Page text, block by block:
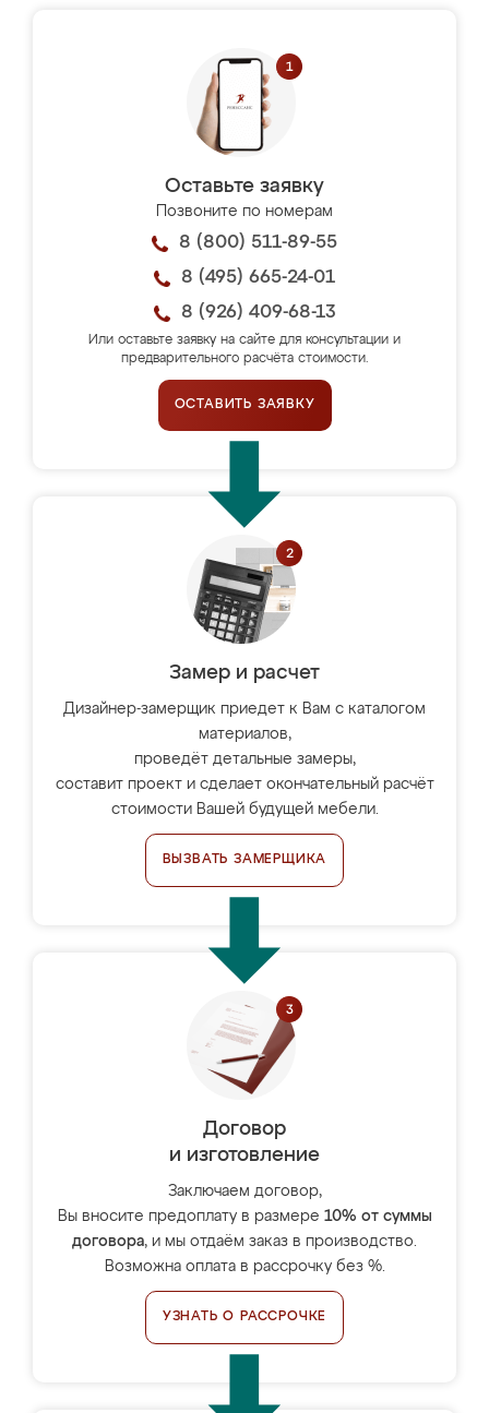
Оставьте заявку
Позвоните по номерам
8 (800) 511-89-55
8 (495) 665-24-01
8 (926) 409-68-13
Или оставьте заявку на сайте для консультации и
предварительного расчёта стоимости.
ОСТАВИТЬ ЗАЯВКУ
Замер и расчет
Дизайнер-замерщик приедет к Вам с каталогом
материалов,
проведёт детальные замеры,
составит проект и сделает окончательный расчёт
стоимости Вашей будущей мебели.
ВЫЗВАТЬ ЗАМЕРЩИКА
Договор
и изготовление
Заключаем договор,
Вы вносите предоплату в размере 10% от суммы
договора, и мы отдаём заказ в производство.
Возможна оплата в рассрочку без %.
УЗНАТЬ О РАССРОЧКЕ